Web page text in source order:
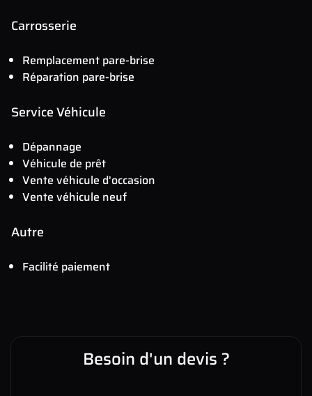
Carrosserie
Remplacement pare-brise
Réparation pare-brise
Service Véhicule
Dépannage
Véhicule de prêt
Vente véhicule d'occasion
Vente véhicule neuf
Autre
Facilité paiement
Besoin d'un devis ?